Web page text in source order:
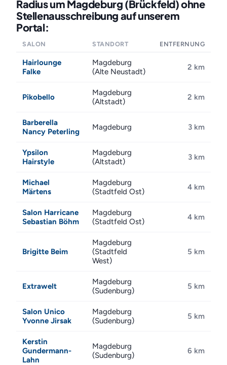
Radius um Magdeburg (Brückfeld) ohne
Stellenausschreibung auf unserem
Portal:
SALON STANDORT ENTFERNUNG
Hairlounge
Falke
Magdeburg
(Alte Neustadt)
2 km
Pikobello
Magdeburg
(Altstadt)
2 km
Barberella
Nancy Peterling
Magdeburg 3 km
Ypsilon
Hairstyle
Magdeburg
(Altstadt)
3 km
Michael
Märtens
Magdeburg
(Stadtfeld Ost)
4 km
Salon Harricane
Sebastian Böhm
Magdeburg
(Stadtfeld Ost)
4 km
Brigitte Beim
Magdeburg
(Stadtfeld
West)
5 km
Extrawelt
Magdeburg
(Sudenburg)
5 km
Salon Unico
Yvonne Jirsak
Magdeburg
(Sudenburg)
5 km
Kerstin
Gundermann-
Lahn
Magdeburg
(Sudenburg)
6 km